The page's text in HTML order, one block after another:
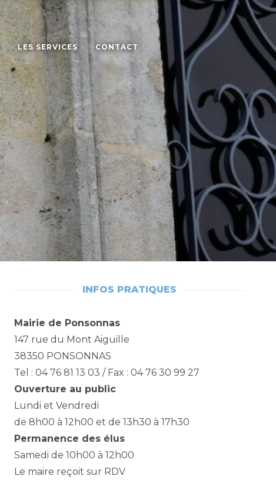
LES SERVICES CONTACT
INFOS PRATIQUES
Mairie de Ponsonnas
147 rue du Mont Aiguille
38350 PONSONNAS
Tel : 04 76 81 13 03 / Fax : 04 76 30 99 27
Ouverture au public
Lundi et Vendredi
de 8h00 à 12h00 et de 13h30 à 17h30
Permanence des élus
Samedi de 10h00 à 12h00
Le maire reçoit sur RDV